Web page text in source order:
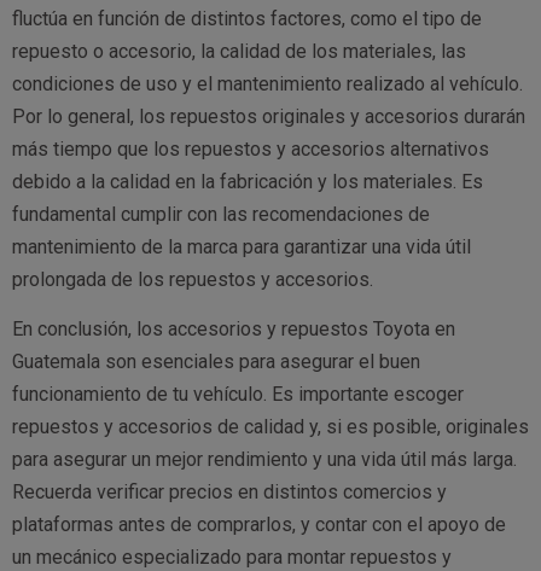
fluctúa en función de distintos factores, como el tipo de
repuesto o accesorio, la calidad de los materiales, las
condiciones de uso y el mantenimiento realizado al vehículo.
Por lo general, los repuestos originales y accesorios durarán
más tiempo que los repuestos y accesorios alternativos
debido a la calidad en la fabricación y los materiales. Es
fundamental cumplir con las recomendaciones de
mantenimiento de la marca para garantizar una vida útil
prolongada de los repuestos y accesorios.
En conclusión, los accesorios y repuestos Toyota en
Guatemala son esenciales para asegurar el buen
funcionamiento de tu vehículo. Es importante escoger
repuestos y accesorios de calidad y, si es posible, originales
para asegurar un mejor rendimiento y una vida útil más larga.
Recuerda verificar precios en distintos comercios y
plataformas antes de comprarlos, y contar con el apoyo de
un mecánico especializado para montar repuestos y